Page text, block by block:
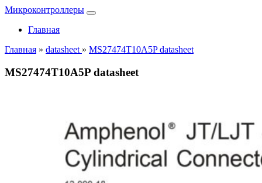
Микроконтроллеры
Главная
Главная » datasheet » MS27474T10A5P datasheet
MS27474T10A5P datasheet